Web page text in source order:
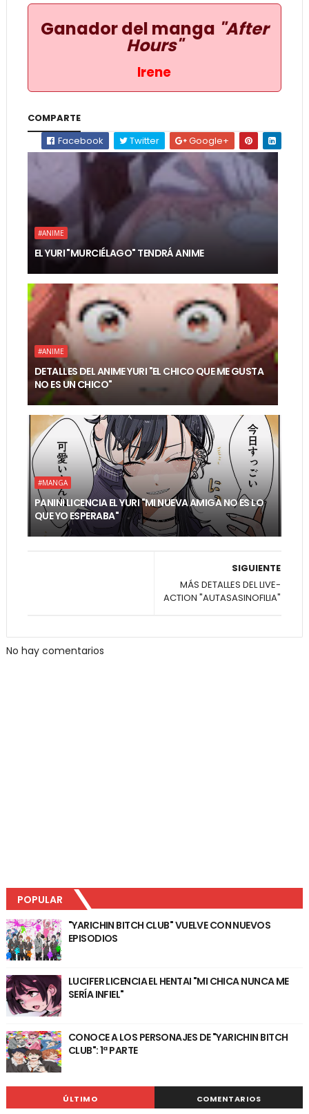
Ganador del manga "After
Hours"
Irene
COMPARTE
Facebook
Twitter Google+
#ANIME
EL YURI "MURCIÉLAGO" TENDRÁ ANIME
#ANIME
DETALLES DEL ANIME YURI "EL CHICO QUE ME GUSTA
NO ES UN CHICO"
#MANGA
PANINI LICENCIA EL YURI "MI NUEVA AMIGA NO ES LO
QUE YO ESPERABA"
SIGUIENTE
MÁS DETALLES DEL LIVE-
ACTION "AUTASASINOFILIA"
No hay comentarios
POPULAR
"YARICHIN BITCH CLUB" VUELVE CON NUEVOS
EPISODIOS
LUCIFER LICENCIA EL HENTAI "MI CHICA NUNCA ME
SERÍA INFIEL"
CONOCE A LOS PERSONAJES DE "YARICHIN BITCH
CLUB": 1ª PARTE
ÚLTIMO COMENTARIOS